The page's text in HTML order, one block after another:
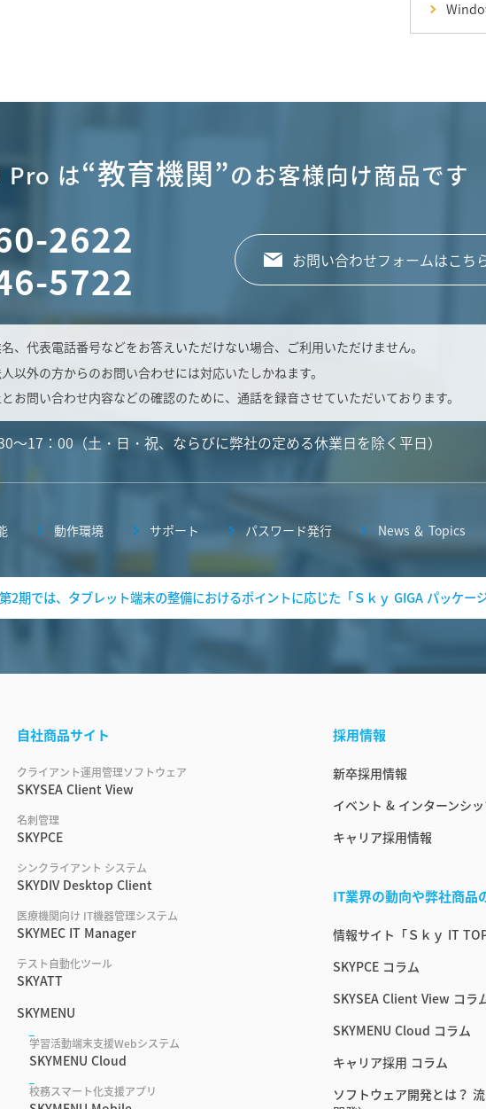
Pro は“教育機関”のお客様向け商品です
2622
5722 お問い合わせフォームはこち
、代表電話番号などをお答えいただけない場合、ご利用いただけません。
以外の方からのお問い合わせには対応いたしかねます。
お問い合わせ内容などの確認のために、通話を録音させていただいております。
～17：00（土・日・祝、ならびに弊社の定める休業日を除く平日）
動作環境 サポート パスワード発行 News ＆ Topics
2期では、タブレット端末の整備におけるポイントに応じた「Ｓｋｙ GIGA パッケー
自社商品サイト
クライアント運用管理ソフトウェア
SKYSEA Client View
名刺管理
SKYPCE
シンクライアント システム
SKYDIV Desktop Client
医療機関向け IT機器管理システム
SKYMEC IT Manager
テスト自動化ツール
SKYATT
SKYMENU
学習活動端末支援Webシステム
SKYMENU Cloud
校務スマート化支援アプリ
採用情報
新卒採用情報
イベント & インターンシ
キャリア採用情報
IT業界の動向や弊社商品
情報サイト「Ｓｋｙ IT
SKYPCE コラム
SKYSEA Client View コラ
SKYMENU Cloud コラム
キャリア採用 コラム
ソフトウェア開発とは？